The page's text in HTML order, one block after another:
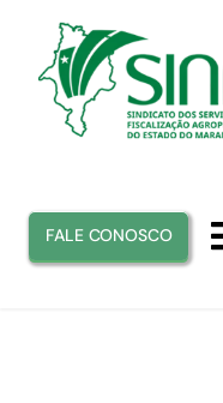
conteúdo
FALE CONOSCO